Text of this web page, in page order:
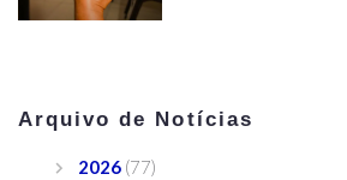
Arquivo de Notícias
2026 (77)